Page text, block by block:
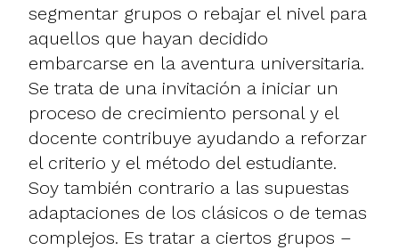
segmentar grupos o rebajar el nivel para
aquellos que hayan decidido
embarcarse en la aventura universitaria.
Se trata de una invitación a iniciar un
proceso de crecimiento personal y el
docente contribuye ayudando a reforzar
el criterio y el método del estudiante.
Soy también contrario a las supuestas
adaptaciones de los clásicos o de temas
complejos. Es tratar a ciertos grupos –